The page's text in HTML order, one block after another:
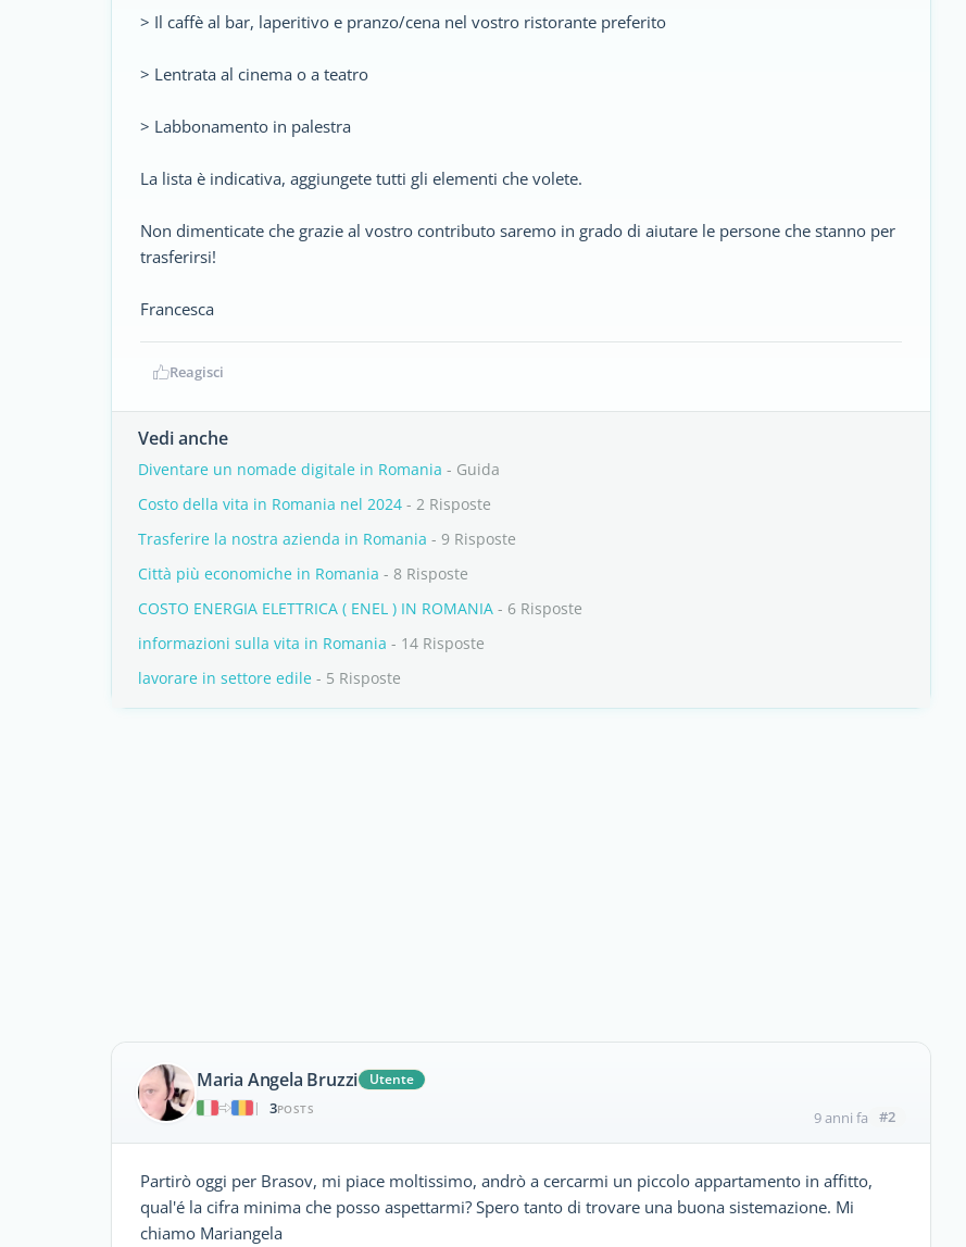
> Il caffè al bar, laperitivo e pranzo/cena nel vostro ristorante preferito
> Lentrata al cinema o a teatro
> Labbonamento in palestra
La lista è indicativa, aggiungete tutti gli elementi che volete.
Non dimenticate che grazie al vostro contributo saremo in grado di aiutare le persone che stanno per
trasferirsi!
Francesca
Reagisci
Vedi anche
Diventare un nomade digitale in Romania - Guida
Costo della vita in Romania nel 2024 - 2 Risposte
Trasferire la nostra azienda in Romania - 9 Risposte
Città più economiche in Romania - 8 Risposte
COSTO ENERGIA ELETTRICA ( ENEL ) IN ROMANIA - 6 Risposte
informazioni sulla vita in Romania - 14 Risposte
lavorare in settore edile - 5 Risposte
Maria Angela Bruzzi
Utente
|
3POSTS 9 anni fa #2
Partirò oggi per Brasov, mi piace moltissimo, andrò a cercarmi un piccolo appartamento in affitto,
qual'é la cifra minima che posso aspettarmi? Spero tanto di trovare una buona sistemazione. Mi
chiamo Mariangela